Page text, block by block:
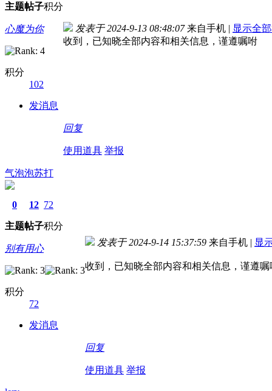
主题帖子积分
心魔为你
积分
102
发消息
发表于 2024-9-13 08:48:07 来自手机 | 显示全
收到，已知晓全部内容和相关信息，谨遵嘱咐
回复
使用道具 举报
气泡泡苏打
0
主题
12
帖子
72
积分
别有用心
积分
72
发消息
发表于 2024-9-14 15:37:59 来自手机 | 显
收到，已知晓全部内容和相关信息，谨遵嘱
回复
使用道具 举报